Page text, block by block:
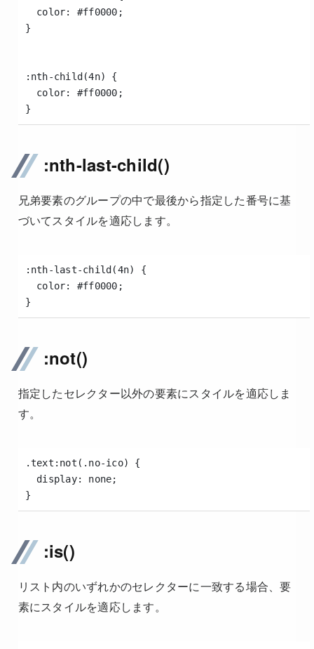
  color: #ff0000;
}
:nth-child(4n) {
  color: #ff0000;
}
:nth-last-child()
兄弟要素のグループの中で最後から指定した番号に基
づいてスタイルを適応します。
:nth-last-child(4n) {
  color: #ff0000;
}
:not()
指定したセレクター以外の要素にスタイルを適応しま
す。
.text:not(.no-ico) {
  display: none;
}
:is()
リスト内のいずれかのセレクターに一致する場合、要
素にスタイルを適応します。